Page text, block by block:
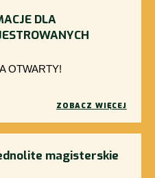
DLA
OTWARTY!
ZOBACZ WIĘCEJ
magisterskie